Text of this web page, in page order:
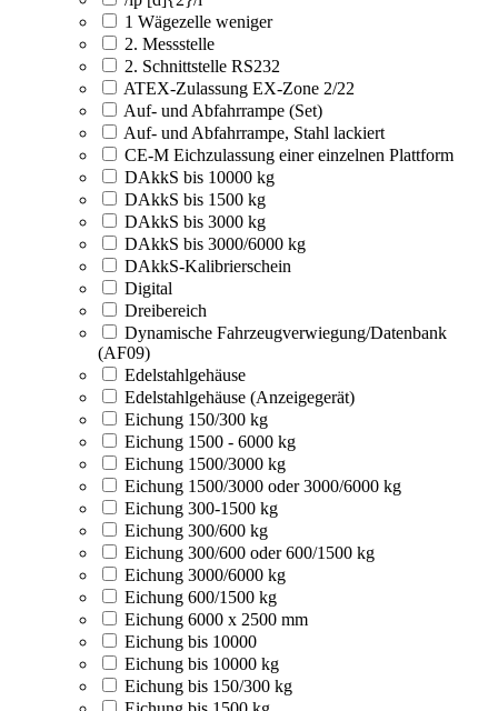
1 Wägezelle weniger
2. Messstelle
2. Schnittstelle RS232
ATEX-Zulassung EX-Zone 2/22
Auf- und Abfahrrampe (Set)
Auf- und Abfahrrampe, Stahl lackiert
CE-M Eichzulassung einer einzelnen Plattform
DAkkS bis 10000 kg
DAkkS bis 1500 kg
DAkkS bis 3000 kg
DAkkS bis 3000/6000 kg
DAkkS-Kalibrierschein
Digital
Dreibereich
Dynamische Fahrzeugverwiegung/Datenbank
(AF09)
Edelstahlgehäuse
Edelstahlgehäuse (Anzeigegerät)
Eichung 150/300 kg
Eichung 1500 - 6000 kg
Eichung 1500/3000 kg
Eichung 1500/3000 oder 3000/6000 kg
Eichung 300-1500 kg
Eichung 300/600 kg
Eichung 300/600 oder 600/1500 kg
Eichung 3000/6000 kg
Eichung 600/1500 kg
Eichung 6000 x 2500 mm
Eichung bis 10000
Eichung bis 10000 kg
Eichung bis 150/300 kg